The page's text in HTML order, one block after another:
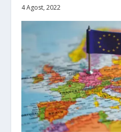
4 Agost, 2022